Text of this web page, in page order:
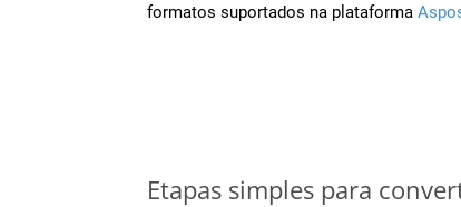
formatos suportados na plataforma
Etapas simples para